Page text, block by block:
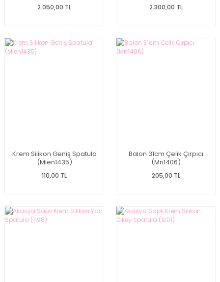
2.050,00 TL 2.300,00 TL
Krem Silikon Geniş Spatula
(Mien1435)
110,00 TL
Balon 31cm Çelik Çırpıcı
(Mn1406)
205,00 TL